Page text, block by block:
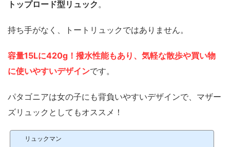
トップロード型リュック。
持ち手がなく、トートリュックではありません。
容量15Lに420g！撥水性能もあり、気軽な散歩や買い物
に使いやすいデザインです。
パタゴニアは女の子にも背負いやすいデザインで、マザー
ズリュックとしてもオススメ！
リュックマン